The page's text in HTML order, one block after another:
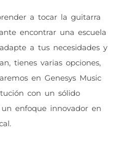
a tocar la guitarra
encontrar una escuela
a tus necesidades y
tienes varias opciones,
en Genesys Music
con un sólido
enfoque innovador en